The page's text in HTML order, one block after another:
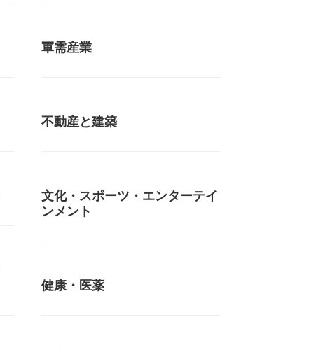
軍需産業
不動産と建築
文化・スポーツ・エンターテイ
ンメント
健康・医薬